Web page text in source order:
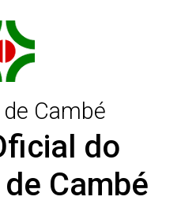
Cambé
do
Cambé